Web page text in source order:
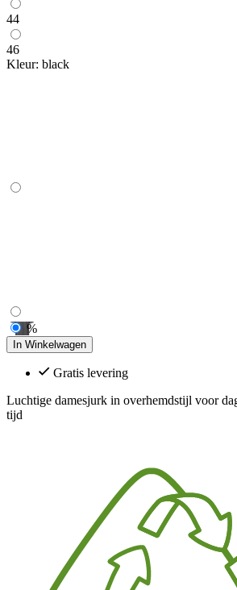
44
46
Kleur: black
%
In Winkelwagen
Gratis levering
Luchtige damesjurk in overhemdstijl voor
tijd